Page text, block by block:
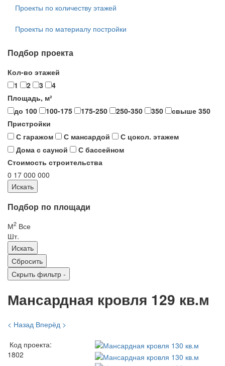
Проекты по количеству этажей
Проекты по материалу постройки
Подбор проекта
Кол-во этажей
1
2 3
4
Площадь, м²
до 100
100-175 175-250 250-350 350
свыше 350
Пристройки
С гаражом
С мансардой
С цокол. этажем
Дома с сауной
С бассейном
Стоимость строительства
0 17 000 000
Подбор по площади
М2 Все
Шт.
Скрыть фильтр -
Мансардная кровля 129 кв.м
< Назад Вперёд >
Код проекта:
1802